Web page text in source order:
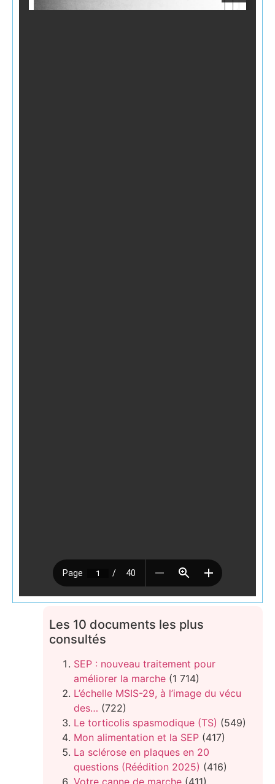
Les 10 documents les plus
consultés
SEP : nouveau traitement pour
améliorer la marche (1 714)
L’échelle MSIS-29, à l’image du vécu
des… (722)
Le torticolis spasmodique (TS) (549)
Mon alimentation et la SEP (417)
La sclérose en plaques en 20
questions (Réédition 2025) (416)
Votre canne de marche (411)